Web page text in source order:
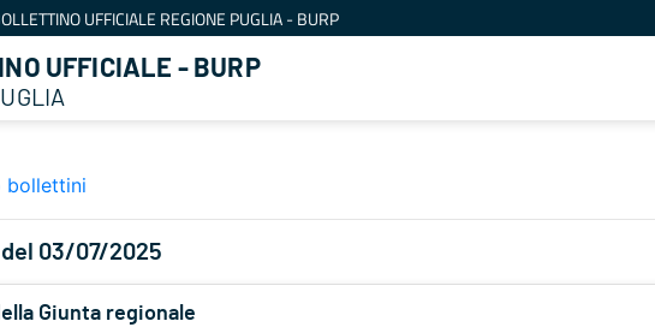
UFFICIALE REGIONE PUGLIA - BURP
UFFICIALE - BURP
bollettini
03/07/2025
Giunta regionale